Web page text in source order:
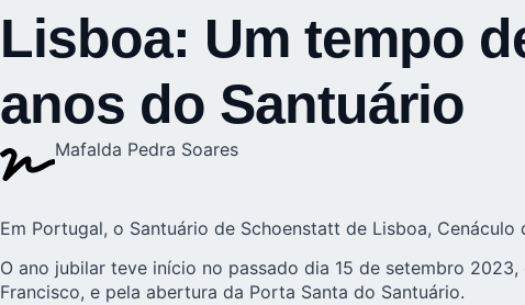
Lisboa: Um tempo
anos do Santuário
Mafalda Pedra Soares
Em Portugal, o Santuário de Schoenstatt de Lisboa,
O ano jubilar teve início no passado dia 15 de setembro
Francisco, e pela abertura da Porta Santa do Santuário.